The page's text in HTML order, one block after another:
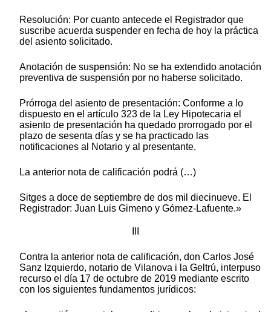
Resolución: Por cuanto antecede el Registrador que
suscribe acuerda suspender en fecha de hoy la práctica
del asiento solicitado.
Anotación de suspensión: No se ha extendido anotación
preventiva de suspensión por no haberse solicitado.
Prórroga del asiento de presentación: Conforme a lo
dispuesto en el artículo 323 de la Ley Hipotecaria el
asiento de presentación ha quedado prorrogado por el
plazo de sesenta días y se ha practicado las
notificaciones al Notario y al presentante.
La anterior nota de calificación podrá (…)
Sitges a doce de septiembre de dos mil diecinueve. El
Registrador: Juan Luis Gimeno y Gómez-Lafuente.»
Contra la anterior nota de calificación, don Carlos José
Sanz Izquierdo, notario de Vilanova i la Geltrú, interpuso
recurso el día 17 de octubre de 2019 mediante escrito
con los siguientes fundamentos jurídicos: